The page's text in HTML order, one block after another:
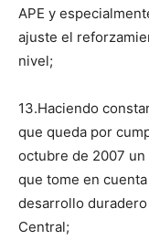
APE y
ajuste el
nivel;
13.Haciendo
que queda por
octubre de 2007
que tome en
desarrollo
Central;